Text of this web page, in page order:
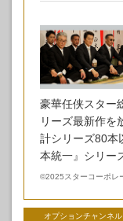
豪華任侠スター
リーズ最新作を
計シリーズ80本
本統一』シリー
©2025スターコーポレ
オプションチャンネル